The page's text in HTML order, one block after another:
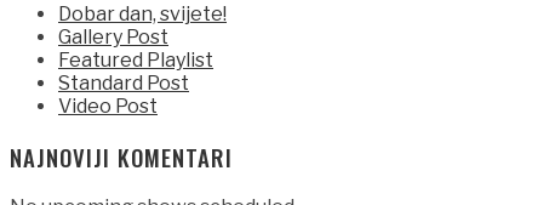
Dobar dan, svijete!
Gallery Post
Featured Playlist
Standard Post
Video Post
NAJNOVIJI KOMENTARI